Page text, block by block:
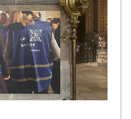
Sacré
Cousinages